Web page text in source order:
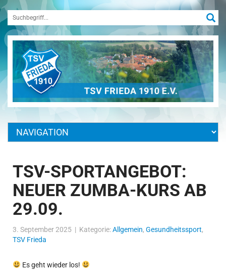
TSV-SPORTANGEBOT:
NEUER ZUMBA-KURS AB
29.09.
3. September 2025 | Kategorie:Allgemein, Gesundheitssport,
TSV Frieda
Es geht wieder los!